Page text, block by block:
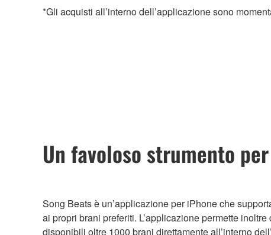
*Gli acquisti all’interno dell’applicazione sono
Un favoloso strumento
Song Beats è un’applicazione per iPhone che
ai propri brani preferiti. L’applicazione permette
disponibili oltre 1000 brani direttamente all’interno